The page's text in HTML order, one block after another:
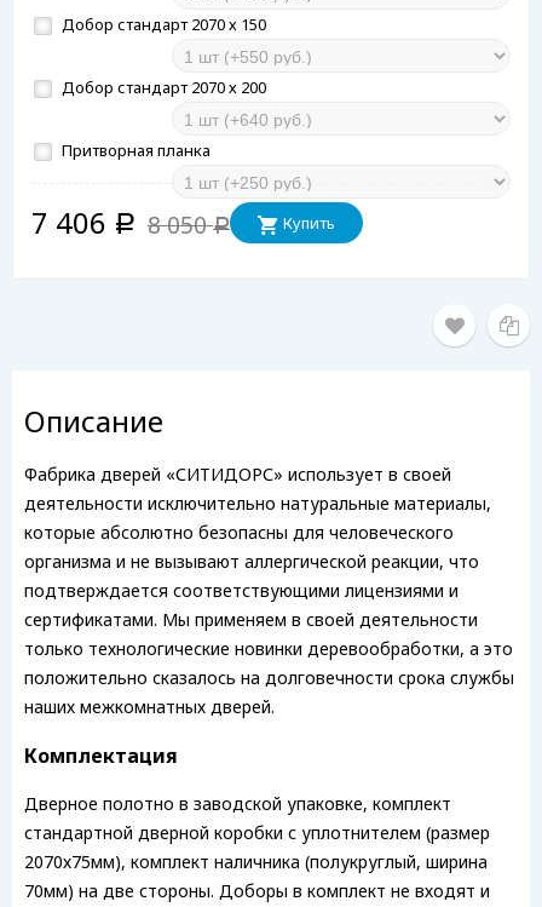
Добор стандарт 2070 х 150
Добор стандарт 2070 х 200
Притворная планка
7 406 Р 8 050Р Купить
Описание
Фабрика дверей «СИТИДОРС» использует в своей
деятельности исключительно натуральные материалы,
которые абсолютно безопасны для человеческого
организма и не вызывают аллергической реакции, что
подтверждается соответствующими лицензиями и
сертификатами. Мы применяем в своей деятельности
только технологические новинки деревообработки, а это
положительно сказалось на долговечности срока службы
наших межкомнатных дверей.
Комплектация
Дверное полотно в заводской упаковке, комплект
стандартной дверной коробки с уплотнителем (размер
2070х75мм), комплект наличника (полукруглый, ширина
70мм) на две стороны. Доборы в комплект не входят и